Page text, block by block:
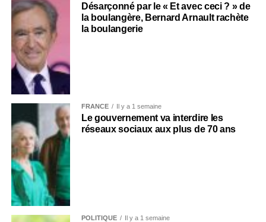
Désarçonné par le « Et avec ceci ? » de
la boulangère, Bernard Arnault rachète
la boulangerie
FRANCE Il y a 1 semaine
Le gouvernement va interdire les
réseaux sociaux aux plus de 70 ans
POLITIQUE Il y a 1 semaine